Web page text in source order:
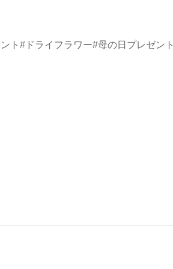
ト #ドライフラワー#母の日プレゼント